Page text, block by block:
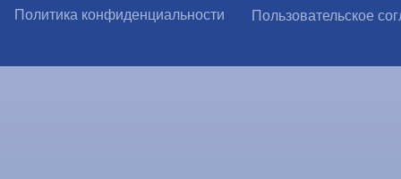
Политика конфиденциальности Пользовательское